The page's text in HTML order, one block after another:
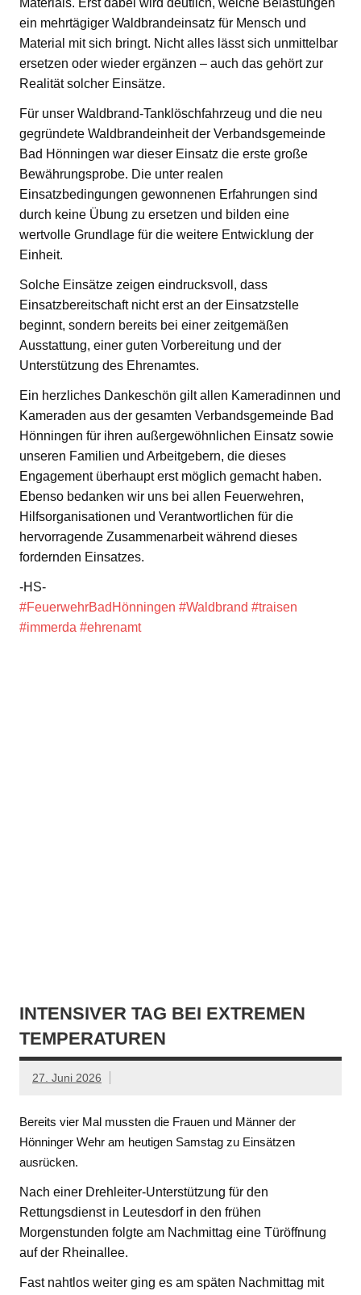
ein mehrtägiger Waldbrandeinsatz für Mensch und
Material mit sich bringt. Nicht alles lässt sich unmittelbar
ersetzen oder wieder ergänzen – auch das gehört zur
Realität solcher Einsätze.
Für unser Waldbrand-Tanklöschfahrzeug und die neu
gegründete Waldbrandeinheit der Verbandsgemeinde
Bad Hönningen war dieser Einsatz die erste große
Bewährungsprobe. Die unter realen
Einsatzbedingungen gewonnenen Erfahrungen sind
durch keine Übung zu ersetzen und bilden eine
wertvolle Grundlage für die weitere Entwicklung der
Einheit.
Solche Einsätze zeigen eindrucksvoll, dass
Einsatzbereitschaft nicht erst an der Einsatzstelle
beginnt, sondern bereits bei einer zeitgemäßen
Ausstattung, einer guten Vorbereitung und der
Unterstützung des Ehrenamtes.
Ein herzliches Dankeschön gilt allen Kameradinnen und
Kameraden aus der gesamten Verbandsgemeinde Bad
Hönningen für ihren außergewöhnlichen Einsatz sowie
unseren Familien und Arbeitgebern, die dieses
Engagement überhaupt erst möglich gemacht haben.
Ebenso bedanken wir uns bei allen Feuerwehren,
Hilfsorganisationen und Verantwortlichen für die
hervorragende Zusammenarbeit während dieses
fordernden Einsatzes.
-HS-
#FeuerwehrBadHönningen #Waldbrand #traisen
#immerda #ehrenamt
INTENSIVER TAG BEI EXTREMEN
TEMPERATUREN
27. Juni 2026
Bereits vier Mal mussten die Frauen und Männer der
Hönninger Wehr am heutigen Samstag zu Einsätzen
ausrücken.
Nach einer Drehleiter-Unterstützung für den
Rettungsdienst in Leutesdorf in den frühen
Morgenstunden folgte am Nachmittag eine Türöffnung
auf der Rheinallee.
Fast nahtlos weiter ging es am späten Nachmittag mit